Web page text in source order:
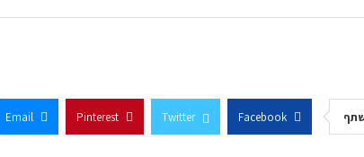
Facebook
Twitter
Pinterest
Email